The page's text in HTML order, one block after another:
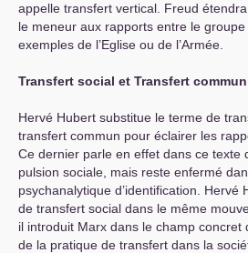
appelle transfert vertical. Freud
le meneur aux rapports entre le
exemples de l’Eglise ou de l’Armée.
Transfert social et Transfert commun
Hervé Hubert substitue le terme de
transfert commun pour éclairer les
Ce dernier parle en effet dans ce texte
pulsion sociale, mais reste enfermé
psychanalytique d’identification. Hervé
de transfert social dans le même
il introduit Marx dans le champ concret
de la pratique de transfert dans la